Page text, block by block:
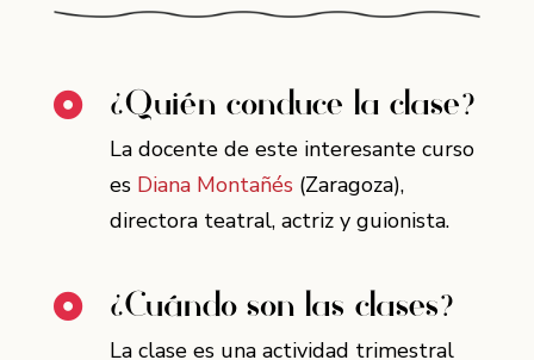
 ¿Quién conduce la clase?
La docente de este interesante curso
es Diana Montañés (Zaragoza),
directora teatral, actriz y guionista.
 ¿Cuándo son las clases?
La clase es una actividad trimestral